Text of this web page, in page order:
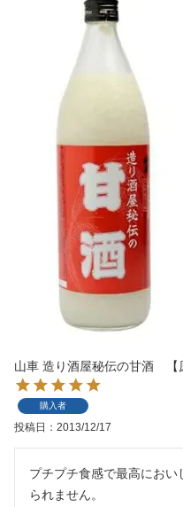
山車 造り酒屋秘伝の甘酒 【
購入者
投稿日 2013/12/17
プチプチ食感で最高におい
られません。